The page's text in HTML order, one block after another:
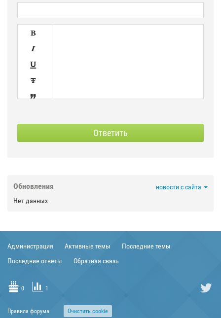










Ответить
Обновления
новости с сайта
Нет данных
Администрация Активные темы
Последние темы
Последние ответы
Обратная связь
0 1
Правила форума Очиcтить cookie